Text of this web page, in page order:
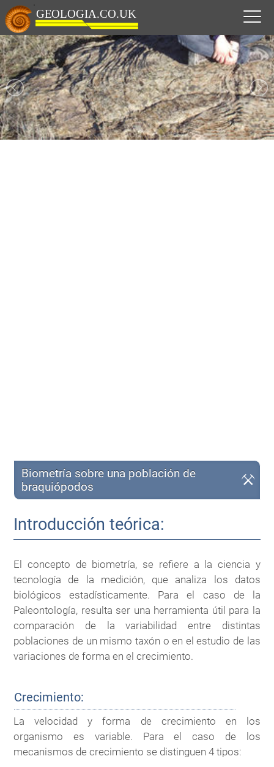
Biometría sobre una población de
braquiópodos
Introducción teórica:
El concepto de biometría, se refiere a la ciencia y
tecnología de la medición, que analiza los datos
biológicos estadísticamente. Para el caso de la
Paleontología, resulta ser una herramienta útil para la
comparación de la variabilidad entre distintas
poblaciones de un mismo taxón o en el estudio de las
variaciones de forma en el crecimiento.
Crecimiento:
La velocidad y forma de crecimiento en los
organismo es variable. Para el caso de los
mecanismos de crecimiento se distinguen 4 tipos: